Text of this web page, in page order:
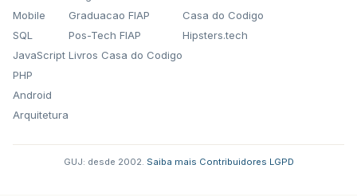
Mobile
SQL
JavaScript
PHP
Android
Arquitetura
Graduacao FIAP
Pos-Tech FIAP
Livros Casa do Codigo
Casa do Codigo
Hipsters.tech
GUJ: desde 2002. Saiba mais Contribuidores LGPD